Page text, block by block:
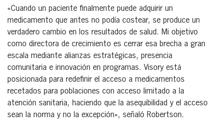
«Cuando un paciente finalmente puede adquirir un
medicamento que antes no podía costear, se produce un
verdadero cambio en los resultados de salud. Mi objetivo
como directora de crecimiento es cerrar esa brecha a gran
escala mediante alianzas estratégicas, presencia
comunitaria e innovación en programas. Visory está
posicionada para redefinir el acceso a medicamentos
recetados para poblaciones con acceso limitado a la
atención sanitaria, haciendo que la asequibilidad y el acceso
sean la norma y no la excepción», señaló Robertson.